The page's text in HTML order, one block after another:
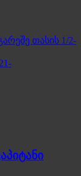
თასის 1/2-